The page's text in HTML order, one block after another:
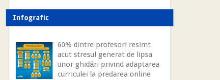
Infografic
60% dintre profesori resimt
acut stresul generat de lipsa
unor ghidări privind adaptarea
curriculei la predarea online